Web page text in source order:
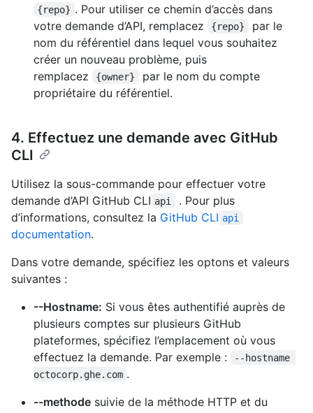
{repo} . Pour utiliser ce chemin d’accès dans
votre demande d’API, remplacez
{repo}
par le
nom du référentiel dans lequel vous souhaitez
créer un nouveau problème, puis
remplacez
{owner}
par le nom du compte
propriétaire du référentiel.
4. Effectuez une demande avec GitHub
CLI
Utilisez la sous-commande pour effectuer votre
demande d’API GitHub CLI api
. Pour plus
d’informations, consultez la GitHub CLI api
documentation.
Dans votre demande, spécifiez les optons et valeurs
suivantes :
--Hostname: Si vous êtes authentifié auprès de
plusieurs comptes sur plusieurs GitHub
plateformes, spécifiez l’emplacement où vous
effectuez la demande. Par exemple :
--hostname
octocorp.ghe.com .
--methode suivie de la méthode HTTP et du